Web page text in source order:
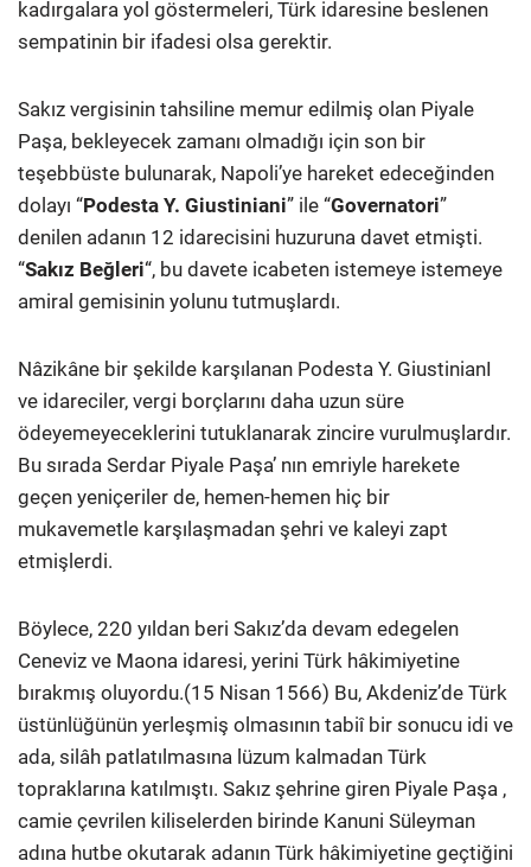
kadırgalara yol göstermeleri, Türk idaresine beslenen
sempatinin bir ifadesi olsa gerektir.
Sakız vergisinin tahsiline memur edilmiş olan Piyale
Paşa, bekleyecek zamanı olmadığı için son bir
teşebbüste bulunarak, Napoli’ye hareket edeceğinden
dolayı “Podesta Y. Giustiniani” ile “Governatori”
denilen adanın 12 idarecisini huzuruna davet etmişti.
“Sakız Beğleri“, bu davete icabeten istemeye istemeye
amiral gemisinin yolunu tutmuşlardı.
Nâzikâne bir şekilde karşılanan Podesta Y. GiustinianI
ve idareciler, vergi borçlarını daha uzun süre
ödeyemeyeceklerini tutuklanarak zincire vurulmuşlardır.
Bu sırada Serdar Piyale Paşa’ nın emriyle harekete
geçen yeniçeriler de, hemen-hemen hiç bir
mukavemetle karşılaşmadan şehri ve kaleyi zapt
etmişlerdi.
Böylece, 220 yıldan beri Sakız’da devam edegelen
Ceneviz ve Maona idaresi, yerini Türk hâkimiyetine
bırakmış oluyordu.(15 Nisan 1566) Bu, Akdeniz’de Türk
üstünlüğünün yerleşmiş olmasının tabiî bir sonucu idi ve
ada, silâh patlatılmasına lüzum kalmadan Türk
topraklarına katılmıştı. Sakız şehrine giren Piyale Paşa ,
camie çevrilen kiliselerden birinde Kanuni Süleyman
adına hutbe okutarak adanın Türk hâkimiyetine geçtiğini